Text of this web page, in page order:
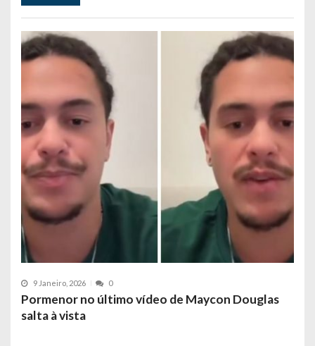
9 Janeiro, 2026 0
Pormenor no último vídeo de Maycon Douglas
salta à vista